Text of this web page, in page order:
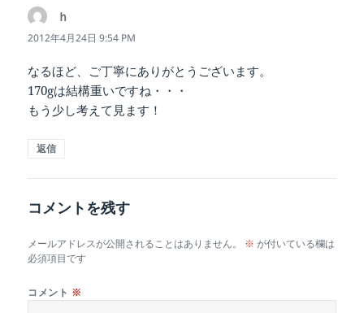
ｈ
り:
2012年4月24日 9:54 PM
なるほど、ご丁寧にありがとうございます。
170gは結構重いですね・・・
もう少し考えて見ます！
返信
コメントを残す
メールアドレスが公開されることはありません。 ※ が付いている欄は
必須項目です
コメント ※